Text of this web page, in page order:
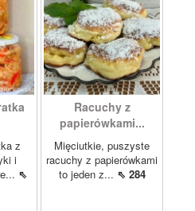
z
i
⇖
Racuchy z
papierówkami...
Mięciutkie, puszyste
racuchy z papierówkami
to jeden z... ⇖ 284